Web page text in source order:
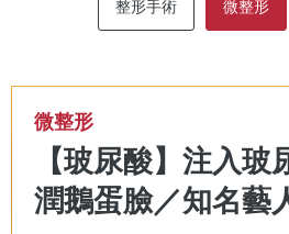
整形手術 微整形
微整形
【玻尿酸】注入玻
潤鵝蛋臉／知名藝